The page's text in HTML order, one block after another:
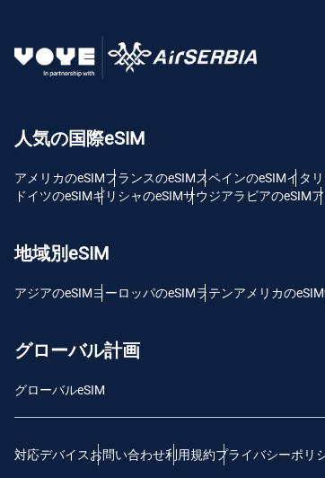
人気の国際eSIM
アメリカのeSIMフランスのeSIMスペインのeSIMイタ
ドイツのeSIMギリシャのeSIMサウジアラビアのeSIM
地域別eSIM
アジアのeSIMヨーロッパのeSIMラテンアメリカのeSIM
グローバル計画
グローバルeSIM
対応デバイスお問い合わせ利用規約プライバシーポリ